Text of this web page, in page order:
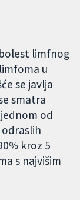
limfnog
u
se javlja
smatra
od
kroz 5
s najvišim